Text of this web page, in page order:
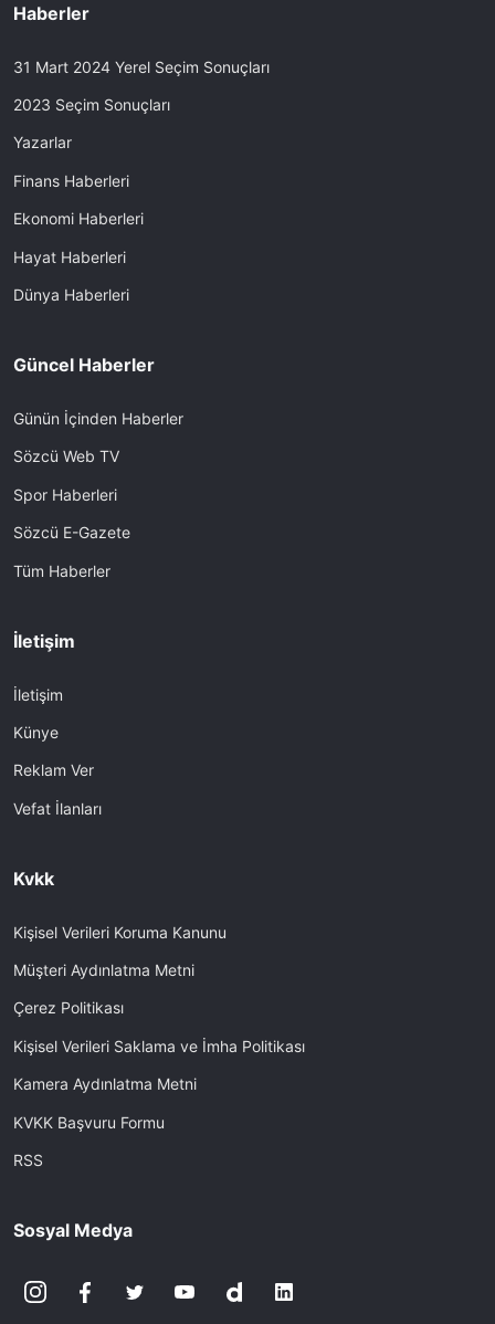
Haberler
31 Mart 2024 Yerel Seçim Sonuçları
2023 Seçim Sonuçları
Yazarlar
Finans Haberleri
Ekonomi Haberleri
Hayat Haberleri
Dünya Haberleri
Güncel Haberler
Günün İçinden Haberler
Sözcü Web TV
Spor Haberleri
Sözcü E-Gazete
Tüm Haberler
İletişim
İletişim
Künye
Reklam Ver
Vefat İlanları
Kvkk
Kişisel Verileri Koruma Kanunu
Müşteri Aydınlatma Metni
Çerez Politikası
Kişisel Verileri Saklama ve İmha Politikası
Kamera Aydınlatma Metni
KVKK Başvuru Formu
RSS
Sosyal Medya